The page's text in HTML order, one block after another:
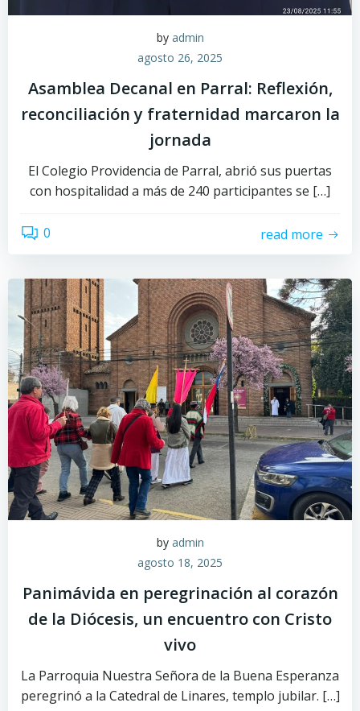
by admin
agosto 26, 2025
Asamblea Decanal en Parral: Reflexión,
reconciliación y fraternidad marcaron la
jornada
El Colegio Providencia de Parral, abrió sus puertas
con hospitalidad a más de 240 participantes se […]
0 read more
by admin
agosto 18, 2025
Panimávida en peregrinación al corazón
de la Diócesis, un encuentro con Cristo
vivo
La Parroquia Nuestra Señora de la Buena Esperanza
peregrinó a la Catedral de Linares, templo jubilar. […]